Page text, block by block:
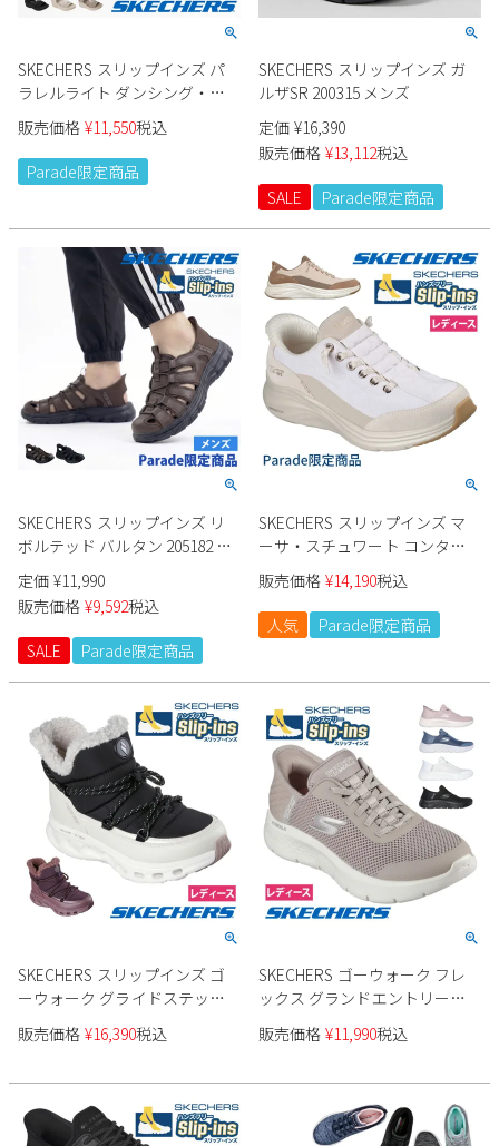
SKECHERS スリップインズ パ
ラレルライト ダンシング・ア
ウェイ2 163366 レディース
Parade限定商品
販売価格 ¥11,550税込
Parade限定商品
SKECHERS スリップインズ ガ
ルザSR 200315 メンズ
定価 ¥16,390
販売価格 ¥13,112税込
SALE
Parade限定商品
SKECHERS スリップインズ リ
ボルテッド バルタン 205182 メ
定価 ¥11,990
販売価格 ¥9,592税込
SALE
Parade限定商品
SKECHERS スリップインズ マ
ーサ・スチュワート コンター
フォーム 150645 レディース
Parade限定商品
販売価格 ¥14,190税込
人気
Parade限定商品
SKECHERS スリップインズ ゴ
ーウォーク グライドステップ
2.0 ブート - ジェイド 撥水
144882 レディース
販売価格 ¥16,390税込
SKECHERS ゴーウォーク フレ
ックス グランドエントリー
124836 レディース
販売価格 ¥11,990税込